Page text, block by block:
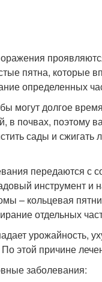
пятна, которые
определенных
могут долгое
в почвах, поэтому
сады и сжигать
передаются с
инструмент и
– кольцевая
отдельных
урожайность,
этой причине
заболевания: